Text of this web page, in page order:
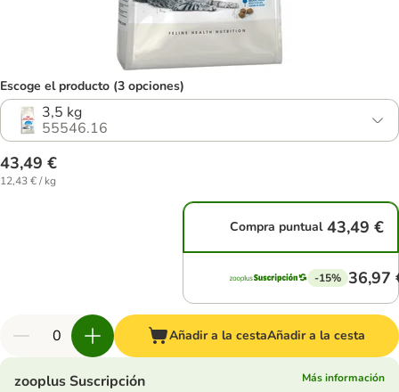
Escoge el producto (3 opciones)
3,5 kg
55546.16
43,49 €
12,43 € / kg
Compra puntual 43,49 €
-15% 36,97
Añadir a la cestaAñadir a la cesta
zooplus Suscripción
Más información